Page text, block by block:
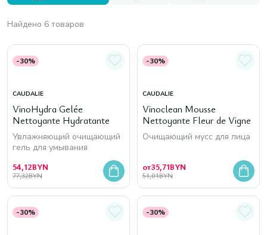
Найдено 6 товаров
-30%
CAUDALIE
VinoHydra Gelée
Nettoyante Hydratante
Увлажняющий очищающий
гель для умывания
54,12BYN
77,32BYN
-30%
CAUDALIE
Vinoclean Mousse
Nettoyante Fleur de Vigne
Очищающий мусс для лица
от35,71BYN
51,01BYN
-30% -30%